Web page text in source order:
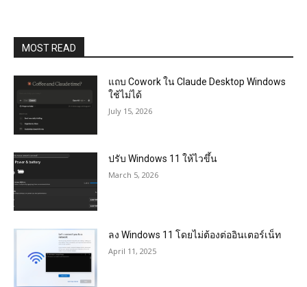
MOST READ
แถบ Cowork ใน Claude Desktop Windows
ใช้ไม่ได้
July 15, 2026
ปรับ Windows 11 ให้ไวขึ้น
March 5, 2026
ลง Windows 11 โดยไม่ต้องต่ออินเตอร์เน็ท
April 11, 2025